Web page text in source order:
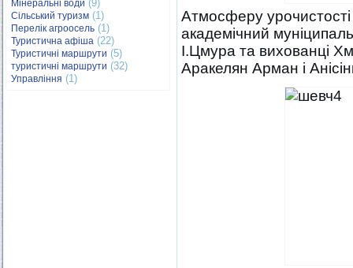
Мінеральні води (9)
Сільський туризм (1)
Перелік агроосель (1)
Туристична афіша (22)
Туристичні маршрути (5)
туристичні маршрути (32)
Управління (1)
Атмосферу
академічний
І.Цмура та вихованці
Аракелян Арман і